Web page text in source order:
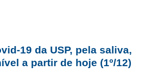
19 da USP, pela saliva,
a partir de hoje (1º/12)